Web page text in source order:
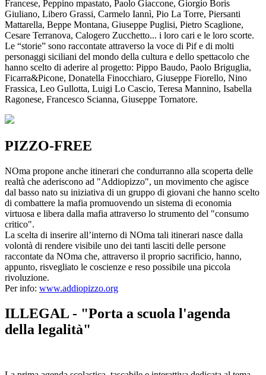
Francese, Peppino mpastato, Paolo Giaccone, Giorgio Boris
Giuliano, Libero Grassi, Carmelo Iannì, Pio La Torre, Piersanti
Mattarella, Beppe Montana, Giuseppe Puglisi, Pietro Scaglione,
Cesare Terranova, Calogero Zucchetto... i loro cari e le loro scorte.
Le “storie” sono raccontate attraverso la voce di Pif e di molti
personaggi siciliani del mondo della cultura e dello spettacolo che
hanno scelto di aderire al progetto: Pippo Baudo, Paolo Briguglia,
Ficarra&Picone, Donatella Finocchiaro, Giuseppe Fiorello, Nino
Frassica, Leo Gullotta, Luigi Lo Cascio, Teresa Mannino, Isabella
Ragonese, Francesco Scianna, Giuseppe Tornatore.
PIZZO-FREE
NOma propone anche itinerari che condurranno alla scoperta delle
realtà che aderiscono ad "Addiopizzo", un movimento che agisce
dal basso nato su iniziativa di un gruppo di giovani che hanno scelto
di combattere la mafia promuovendo un sistema di economia
virtuosa e libera dalla mafia attraverso lo strumento del "consumo
critico".
La scelta di inserire all’interno di NOma tali itinerari nasce dalla
volontà di rendere visibile uno dei tanti lasciti delle persone
raccontate da NOma che, attraverso il proprio sacrificio, hanno,
appunto, risvegliato le coscienze e reso possibile una piccola
rivoluzione.
Per info: www.addiopizzo.org
ILLEGAL - "Porta a scuola l'agenda
della legalità"